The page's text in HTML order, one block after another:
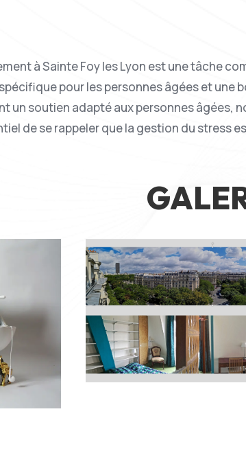
à Sainte Foy les Lyon est une tâche
pour les personnes âgées et
un soutien adapté aux personnes âgées,
de se rappeler que la gestion du stress